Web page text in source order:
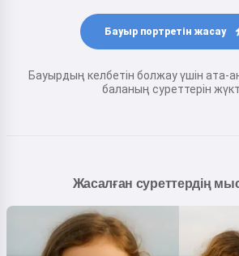
Бауыр портретін жасау
Бауырдың келбетін болжау үшін ата-
баланың суреттерін
Жасалған суреттердің